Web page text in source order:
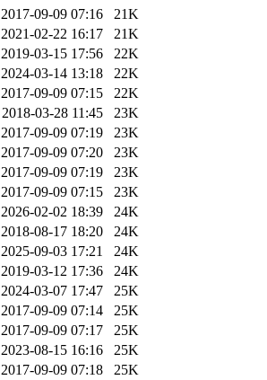
2017-09-09 07:16
21K
2021-02-22 16:17
21K
2019-03-15 17:56
22K
2024-03-14 13:18
22K
2017-09-09 07:15
22K
2018-03-28 11:45
23K
2017-09-09 07:19
23K
2017-09-09 07:20
23K
2017-09-09 07:19
23K
2017-09-09 07:15
23K
2026-02-02 18:39
24K
2018-08-17 18:20
24K
2025-09-03 17:21
24K
2019-03-12 17:36
24K
2024-03-07 17:47
25K
2017-09-09 07:14
25K
2017-09-09 07:17
25K
2023-08-15 16:16
25K
2017-09-09 07:18
25K